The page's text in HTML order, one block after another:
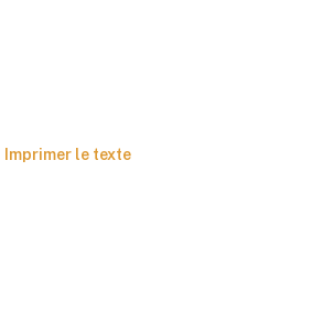
Imprimer le texte